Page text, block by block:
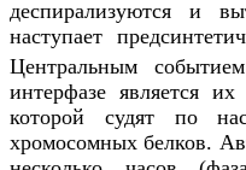
деспирализуются и
наступает
Центральным
интерфазе является
которой судят по
хромосомных белков.